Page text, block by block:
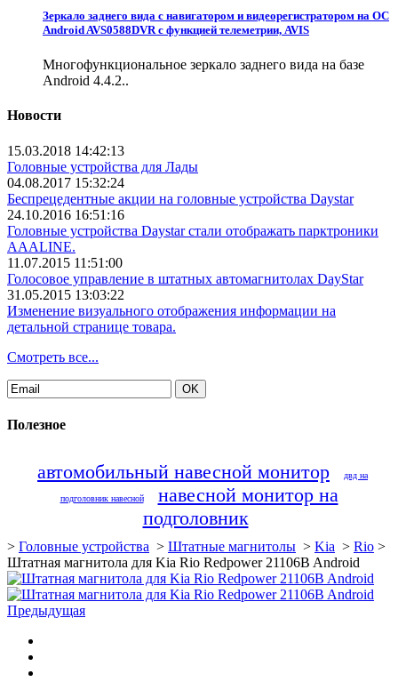
Зеркало заднего вида с навигатором и видеорегистратором на ОС
Android AVS0588DVR с функцией телеметрии, AVIS
Многофункциональное зеркало заднего вида на базе
Android 4.4.2..
Новости
15.03.2018 14:42:13
Головные устройства для Лады
04.08.2017 15:32:24
Беспрецедентные акции на головные устройства Daystar
24.10.2016 16:51:16
Головные устройства Daystar стали отображать парктроники
AAALINE.
11.07.2015 11:51:00
Голосовое управление в штатных автомагнитолах DayStar
31.05.2015 13:03:22
Изменение визуального отображения информации на
детальной странице товара.
Смотреть все...
Полезное
автомобильный навесной монитор двд на
подголовник навесной
навесной монитор на
подголовник
> Головные устройства > Штатные магнитолы > Kia > Rio >
Штатная магнитола для Kia Rio Redpower 21106B Android
Предыдущая